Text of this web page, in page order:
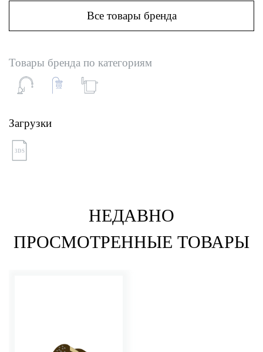
Все товары бренда
Товары бренда по категориям
Загрузки
3DS
НЕДАВНО
ПРОСМОТРЕННЫЕ ТОВАРЫ